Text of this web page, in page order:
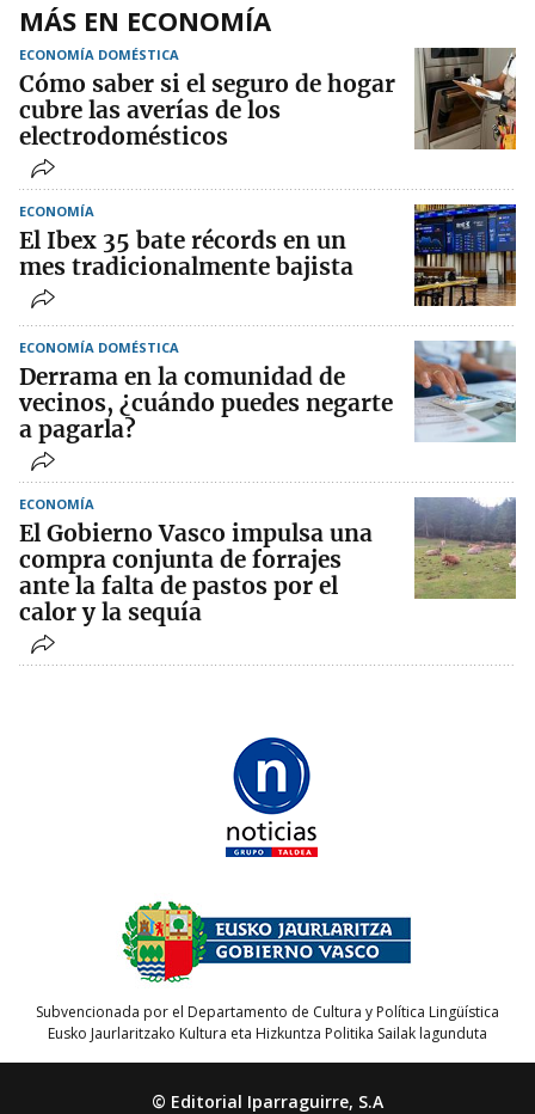
MÁS EN ECONOMÍA
ECONOMÍA DOMÉSTICA
Cómo saber si el seguro de hogar
cubre las averías de los
electrodomésticos
ECONOMÍA
El Ibex 35 bate récords en un
mes tradicionalmente bajista
ECONOMÍA DOMÉSTICA
Derrama en la comunidad de
vecinos, ¿cuándo puedes negarte
a pagarla?
ECONOMÍA
El Gobierno Vasco impulsa una
compra conjunta de forrajes
ante la falta de pastos por el
calor y la sequía
Subvencionada por el Departamento de Cultura y Política Lingüística
Eusko Jaurlaritzako Kultura eta Hizkuntza Politika Sailak lagunduta
© Editorial Iparraguirre, S.A